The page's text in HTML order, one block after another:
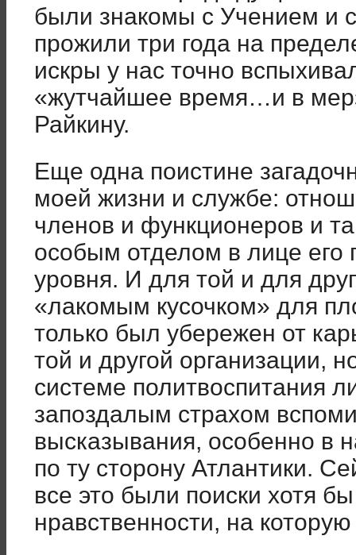
были знакомы с Учением и
прожили три года на
искры у нас точно
«жутчайшее время…и в
Райкину.
Еще одна поистине
моей жизни и службе:
членов и функционеров и
особым отделом в лице его
уровня. И для той и для
«лакомым кусочком» для
только был убережен от
той и другой организации,
системе политвоспитания
запоздалым страхом
высказывания, особенно в
по ту сторону Атлантики.
все это были поиски хотя
нравственности, на